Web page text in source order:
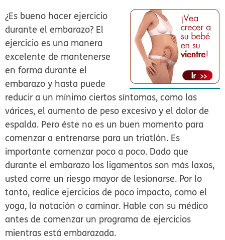
¿Es bueno hacer ejercicio
durante el embarazo? El
ejercicio es una manera
excelente de mantenerse
en forma durante el
embarazo y hasta puede
reducir a un mínimo ciertos síntomas, como las
várices, el aumento de peso excesivo y el dolor de
espalda. Pero éste no es un buen momento para
comenzar a entrenarse para un triatlón. Es
importante comenzar poco a poco. Dado que
durante el embarazo los ligamentos son más laxos,
usted corre un riesgo mayor de lesionarse. Por lo
tanto, realice ejercicios de poco impacto, como el
yoga, la natación o caminar. Hable con su médico
antes de comenzar un programa de ejercicios
mientras está embarazada.